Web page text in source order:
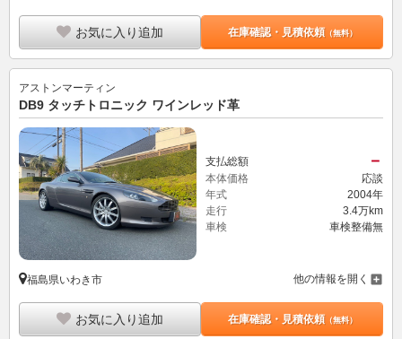
お気に入り追加 在庫確認・見積依頼（無料）
アストンマーティン
DB9 タッチトロニック ワインレッド革
支払総額 －
本体価格
応談
年式
2004年
走行
3.4万km
車検
車検整備無
福島県いわき市 他の情報を開く
お気に入り追加 在庫確認・見積依頼（無料）